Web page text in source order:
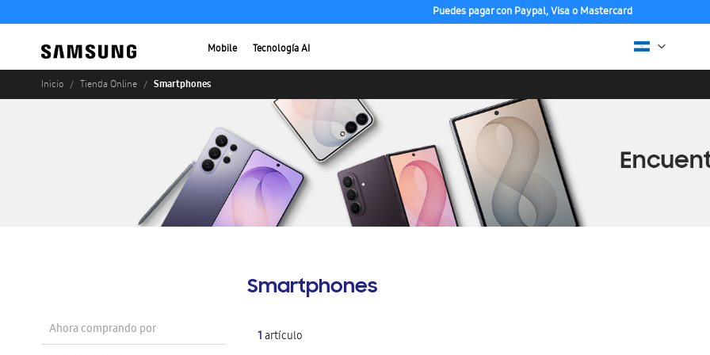
Puedes pagar con Paypal, Visa o Mastercard
Mobile Tecnología AI
Inicio Tienda Online Smartphones
Smartphones
1artículo
Ahora comprando por